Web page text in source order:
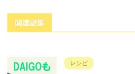
関連記事
レシピ